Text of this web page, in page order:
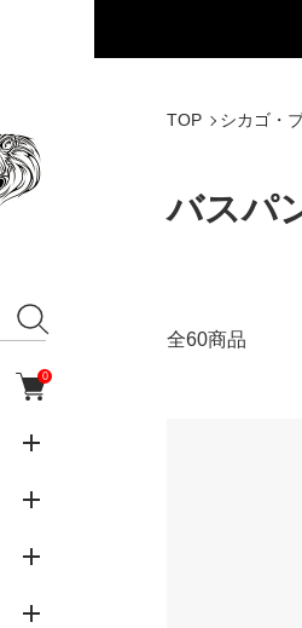
0
TOP シカゴ・
バスパ
全60商品